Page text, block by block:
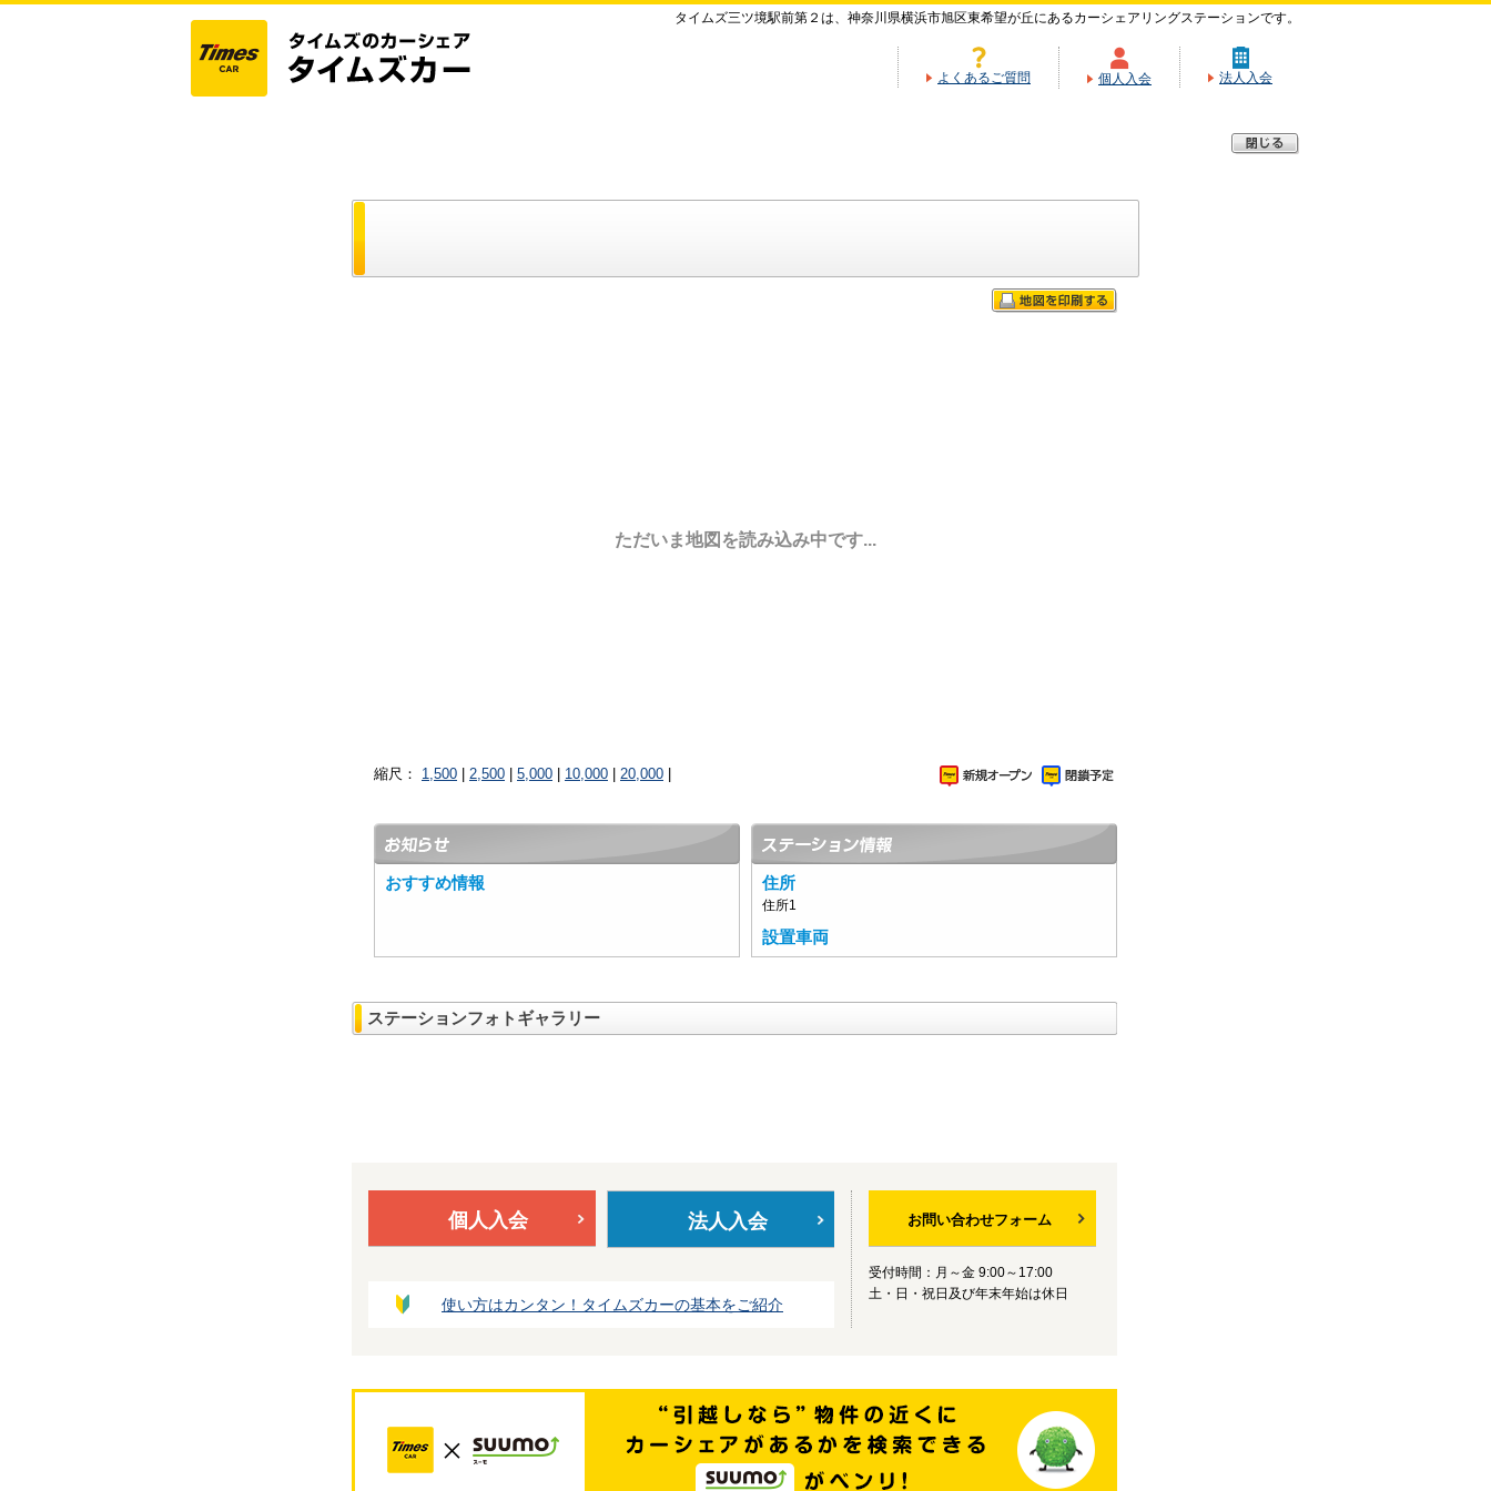
タイムズ三ツ境駅前第２は、神奈川県横浜市旭区東希望が丘にあるカーシェアリングステーションです。
よくあるご質問 個人入会 法人入会
ただいま地図を読み込み中です...
縮尺： 1,500 2,500 5,000 10,000 20,000
おすすめ情報 住所
住所1
設置車両
ステーションフォトギャラリー
個人入会 法人入会
使い方はカンタン！タイムズカーの基本をご紹介
お問い合わせフォーム
受付時間：月～金 9:00～17:00
土・日・祝日及び年末年始は休日